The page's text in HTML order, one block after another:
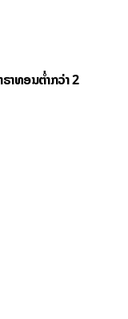
າທອນຕ່ຳກວ່າ 2